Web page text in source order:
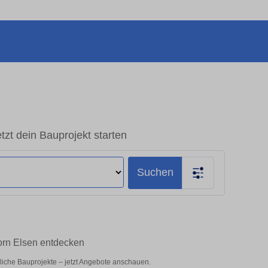
dein Bauprojekt starten
Suchen
Elsen entdecken
Bauprojekte – jetzt Angebote anschauen.